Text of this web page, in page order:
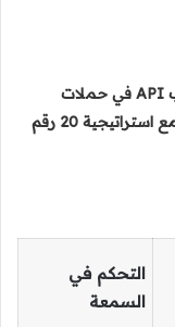
كيفية تجنب حظر واتساب API في حملات
التحكم في
السمعة